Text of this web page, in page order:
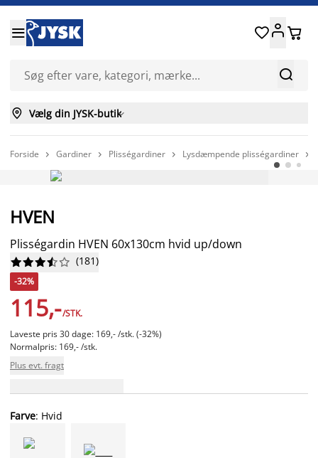


 
 Vælg din JYSK-butik
Forside  Gardiner  Plisségardiner  Lysdæmpende plisségardiner 
HVEN
Plisségardin HVEN 60x130cm hvid up/down





 (181)
-32%
115,-/STK.
Laveste pris 30 dage: 169,- /stk. (-32%)
Normalpris: 169,- /stk.
Plus evt. fragt
Farve: Hvid